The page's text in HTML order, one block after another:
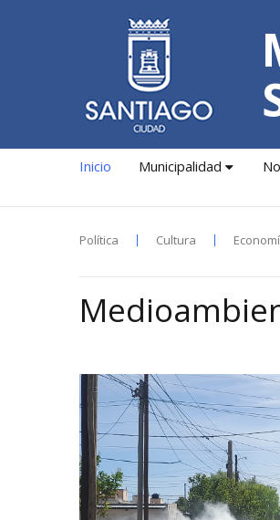
Inicio Municipalidad
Política Cultura